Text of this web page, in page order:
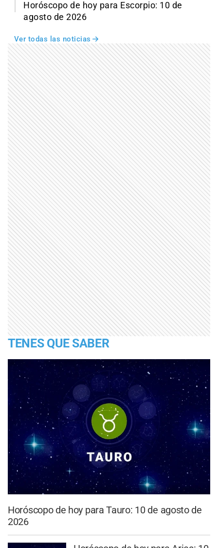
Horóscopo de hoy para Escorpio: 10 de
agosto de 2026
Ver todas las noticias
TENES QUE SABER
Horóscopo de hoy para Tauro: 10 de agosto de
2026